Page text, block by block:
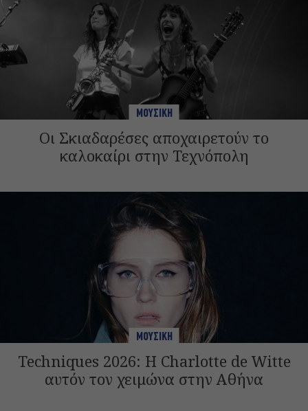
ΜΟΥΣΙΚΗ
Οι Σκιαδαρέσες αποχαιρετούν το
καλοκαίρι στην Τεχνόπολη
ΜΟΥΣΙΚΗ
Techniques 2026: Η Charlotte de Witte
αυτόν τον χειμώνα στην Αθήνα